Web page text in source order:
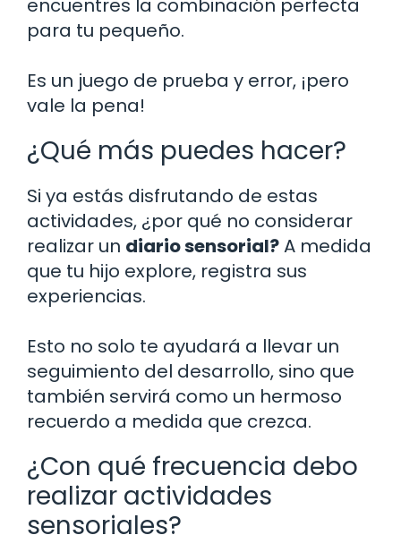
encuentres la combinación perfecta
para tu pequeño.
Es un juego de prueba y error, ¡pero
vale la pena!
¿Qué más puedes hacer?
Si ya estás disfrutando de estas
actividades, ¿por qué no considerar
realizar un diario sensorial?A medida
que tu hijo explore, registra sus
experiencias.
Esto no solo te ayudará a llevar un
seguimiento del desarrollo, sino que
también servirá como un hermoso
recuerdo a medida que crezca.
¿Con qué frecuencia debo
realizar actividades
sensoriales?